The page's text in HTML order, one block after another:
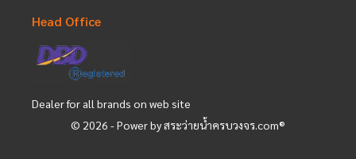
Head Office
Dealer for all brands on web site
© 2026 - Power by สระว่ายน้ำครบวงจร.com®